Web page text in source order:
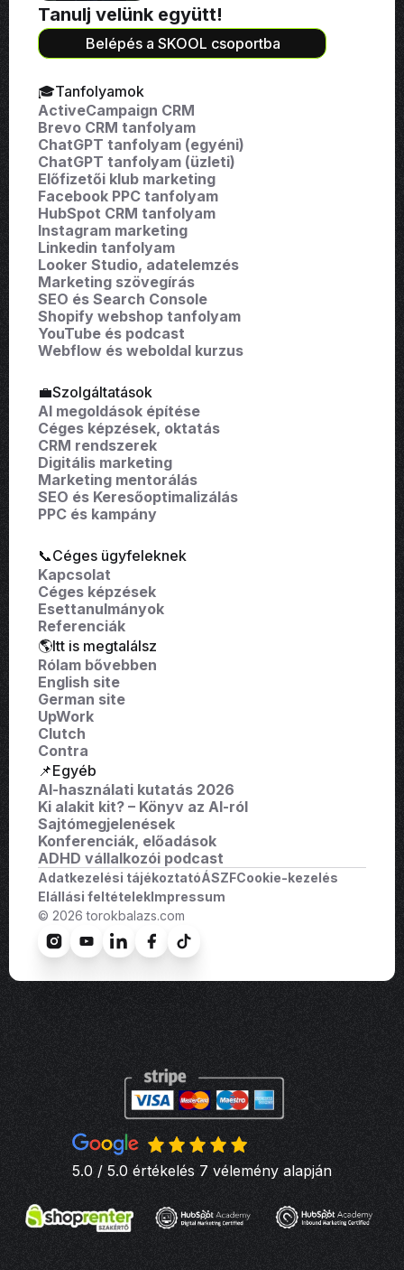
Tanulj velünk együtt!
Belépés a SKOOL csoportba
🎓Tanfolyamok
ActiveCampaign CRM
Brevo CRM tanfolyam
ChatGPT tanfolyam (egyéni)
ChatGPT tanfolyam (üzleti)
Előfizetői klub marketing
Facebook PPC tanfolyam
HubSpot CRM tanfolyam
Instagram marketing
Linkedin tanfolyam
Looker Studio, adatelemzés
Marketing szövegírás
SEO és Search Console
Shopify webshop tanfolyam
YouTube és podcast
Webflow és weboldal kurzus
💼Szolgáltatások
AI megoldások építése
Céges képzések, oktatás
CRM rendszerek
Digitális marketing
Marketing mentorálás
SEO és Keresőoptimalizálás
PPC és kampány
📞Céges ügyfeleknek
Kapcsolat
Céges képzések
Esettanulmányok
Referenciák
🌎Itt is megtalálsz
Rólam bővebben
English site
German site
UpWork
Clutch
Contra
📌Egyéb
AI-használati kutatás 2026
Ki alakit kit? – Könyv az AI-ról
Sajtómegjelenések
Konferenciák, előadások
ADHD vállalkozói podcast
Adatkezelési tájékoztatóÁSZFCookie-kezelés
Elállási feltételekImpressum
© 2026 torokbalazs.com
5.0 / 5.0 értékelés 7 vélemény alapján